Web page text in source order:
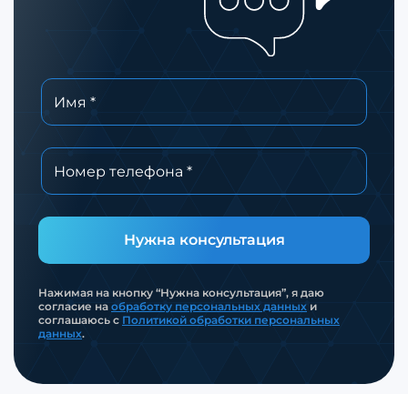
Нужна консультация
Нажимая на кнопку “Нужна консультация”, я даю
согласие на обработку персональных данных и
соглашаюсь с Политикой обработки персональных
данных.